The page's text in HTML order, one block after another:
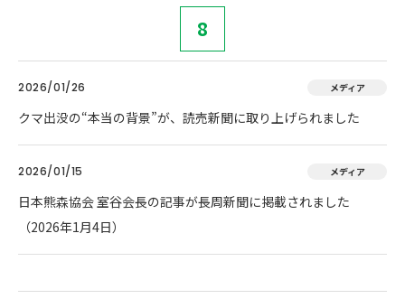
8
2026/01/26 メディア
クマ出没の“本当の背景”が、読売新聞に取り上げられました
2026/01/15 メディア
日本熊森協会 室谷会長の記事が長周新聞に掲載されました
（2026年1月4日）